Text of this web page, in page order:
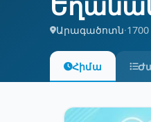
Արագածոտն·
Հիմա